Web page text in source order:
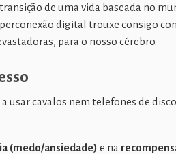
de uma vida baseada no
digital trouxe consigo
para o nosso cérebro.
cavalos nem telefones de
(medo/ansiedade) e na